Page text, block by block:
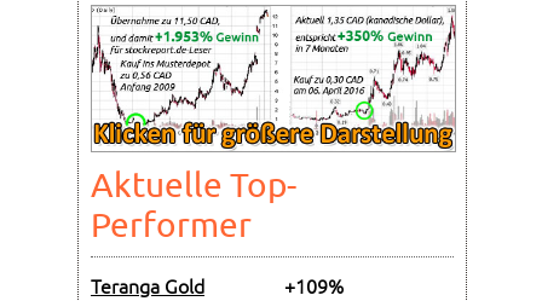
Aktuelle Top-
Performer
Teranga Gold
+109%